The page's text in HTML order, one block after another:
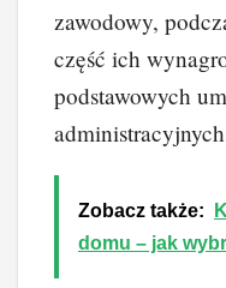
zawodowy,
część ich
podstawowych
Zobacz także:
domu – jak